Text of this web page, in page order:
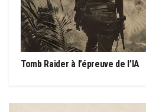
Tomb Raider à l’épreuve de l’IA